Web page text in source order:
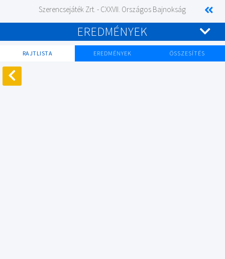
Szerencsejáték Zrt. - CXXVII. Országos Bajnokság
EREDMÉNYEK
RAJTLISTA EREDMÉNYEK ÖSSZESÍTÉS